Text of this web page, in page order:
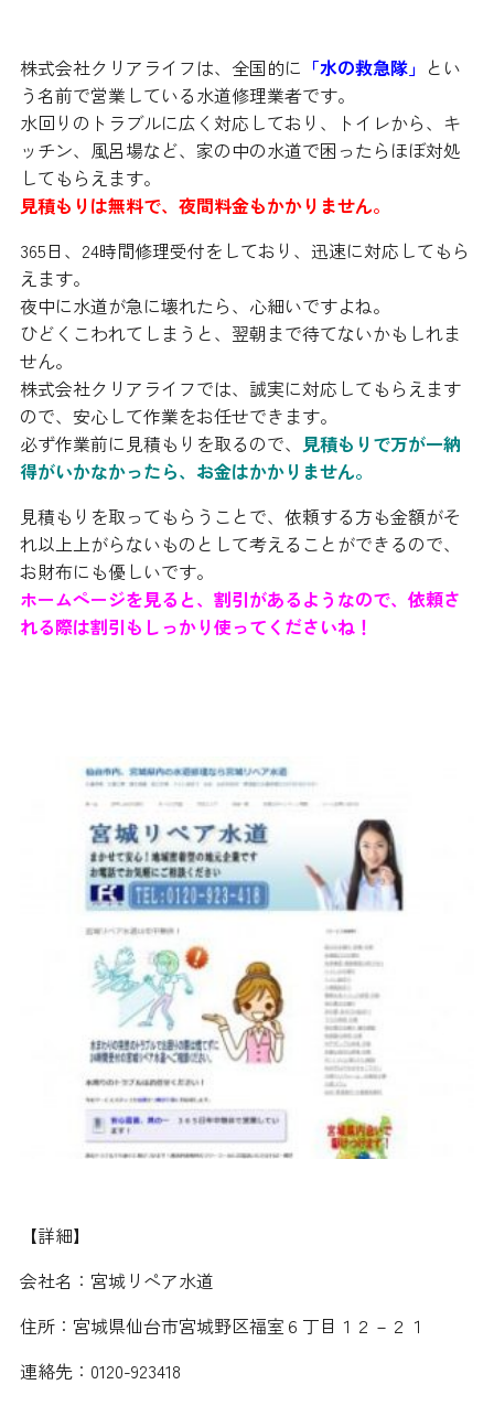
株式会社クリアライフは、全国的に 「水の救急隊」 とい
う名前で営業している水道修理業者です。
水回りのトラブルに広く対応しており、トイレから、キ
ッチン、風呂場など、家の中の水道で困ったらほぼ対処
してもらえます。
見積もりは無料で、夜間料金もかかりません。
365日、24時間修理受付をしており、迅速に対応してもら
えます。
夜中に水道が急に壊れたら、心細いですよね。
ひどくこわれてしまうと、翌朝まで待てないかもしれま
せん。
株式会社クリアライフでは、誠実に対応してもらえます
ので、安心して作業をお任せできます。
必ず作業前に見積もりを取るので、 見積もりで万が一納
得がいかなかったら、お金はかかりません。
見積もりを取ってもらうことで、依頼する方も金額がそ
れ以上上がらないものとして考えることができるので、
お財布にも優しいです。
ホームページを見ると、割引があるようなので、依頼さ
れる際は割引もしっかり使ってくださいね！
【詳細】
会社名：宮城リペア水道
住所：宮城県仙台市宮城野区福室６丁目１２－２１
連絡先：0120-923418